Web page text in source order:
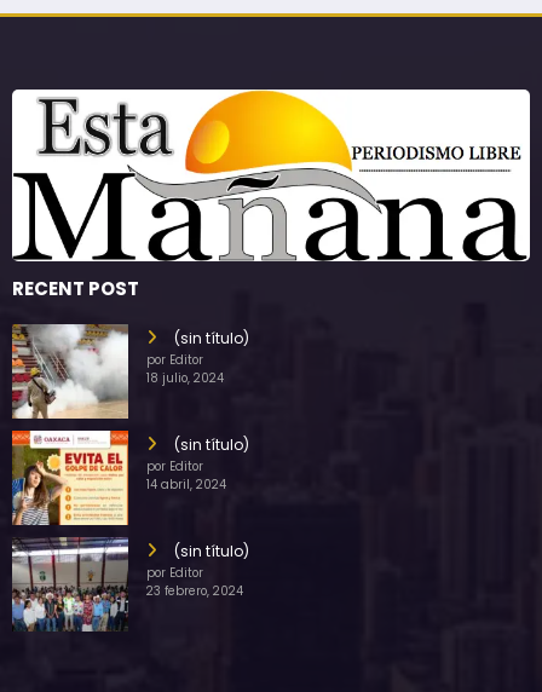
RECENT POST
(sin título)
por Editor
18 julio, 2024
(sin título)
por Editor
14 abril, 2024
(sin título)
por Editor
23 febrero, 2024